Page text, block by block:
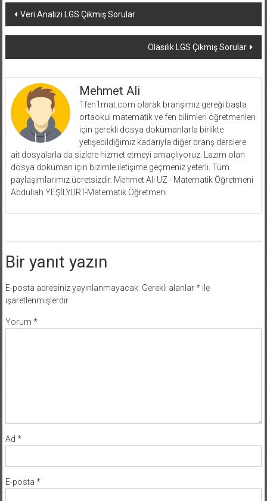
Yazı
dolaşımı
Veri Analizi LGS Çıkmış Sorular
Olasılık LGS Çıkmış Sorular
Mehmet Ali
1fen1mat.com olarak branşımız gereği başta
ortaokul matematik ve fen bilimleri öğretmenleri
için gerekli dosya dokümanlarla birlikte
yetişebildiğimiz kadarıyla diğer branş derslere
ait dosyalarla da sizlere hizmet etmeyi amaçlıyoruz. Lazım olan
dosya doküman için bizimle iletişime geçmeniz yeterli. Tüm
paylaşımlarımız ücretsizdir. Mehmet Ali UZ - Matematik Öğretmeni
Abdullah YEŞİLYURT-Matematik Öğretmeni
Bir yanıt yazın
E-posta adresiniz yayınlanmayacak. Gerekli alanlar*ile
işaretlenmişlerdir
Yorum *
Ad *
E-posta *